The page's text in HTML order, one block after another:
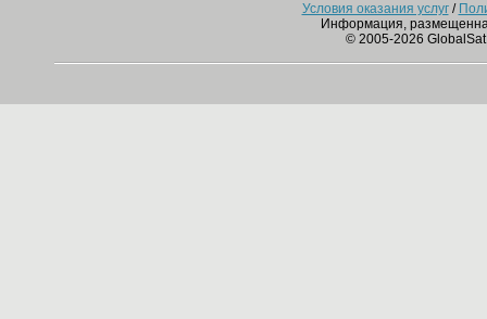
Условия оказания услуг/
Информация,
© 2005-2026